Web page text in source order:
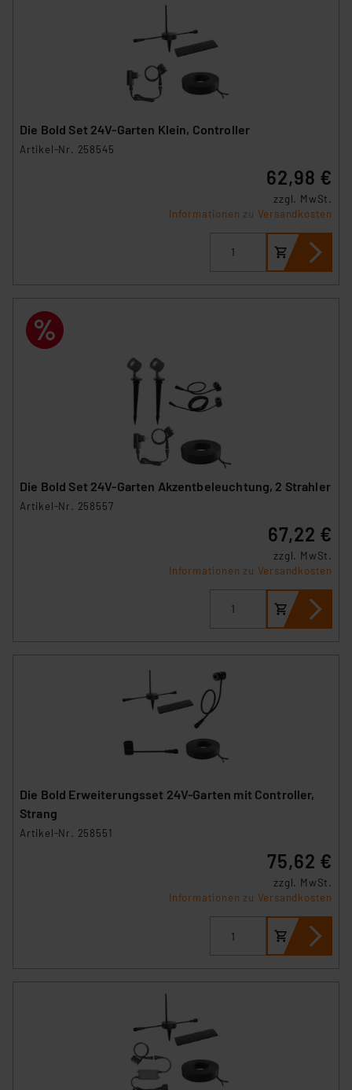
Die Bold Set 24V-Garten Klein, Controller
Artikel-Nr. 258545
62,98 €
zzgl. MwSt.
Informationen zu Versandkosten
Die Bold Set 24V-Garten Akzentbeleuchtung, 2 Strahler
Artikel-Nr. 258557
67,22 €
zzgl. MwSt.
Informationen zu Versandkosten
Die Bold Erweiterungsset 24V-Garten mit Controller,
Strang
Artikel-Nr. 258551
75,62 €
zzgl. MwSt.
Informationen zu Versandkosten